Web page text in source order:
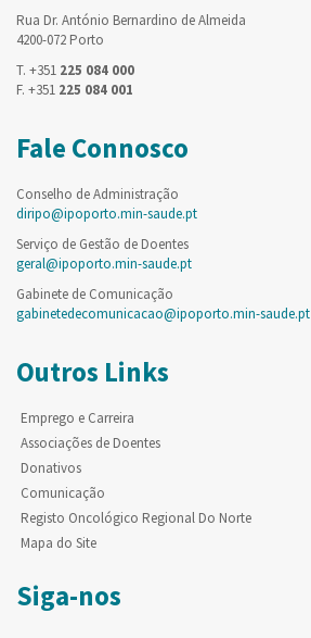
Rua Dr. António Bernardino de Almeida
4200-072 Porto
T. +351 225 084 000
F. +351 225 084 001
Fale Connosco
Conselho de Administração
diripo@ipoporto.min-saude.pt
Serviço de Gestão de Doentes
geral@ipoporto.min-saude.pt
Gabinete de Comunicação
gabinetedecomunicacao@ipoporto.min-saude.pt
Outros Links
Emprego e Carreira
Associações de Doentes
Donativos
Comunicação
Registo Oncológico Regional Do Norte
Mapa do Site
Siga-nos